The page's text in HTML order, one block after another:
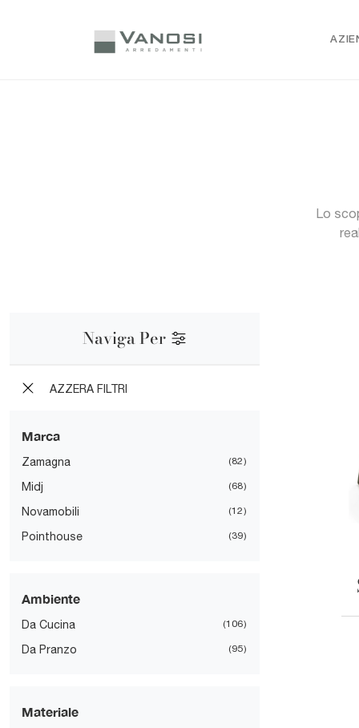
Lo
Naviga Per
AZZERA FILTRI
Marca
Zamagna 82
Midj 68
Novamobili 12
Pointhouse 39
Ambiente
Da Cucina 106
Da Pranzo 95
Materiale